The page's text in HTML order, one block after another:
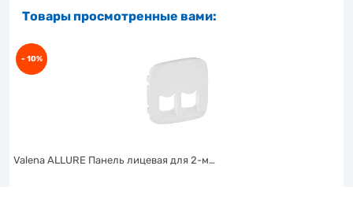
Товары просмотренные вами:
- 10%
Valena ALLURE Панель лицевая для 2-м…